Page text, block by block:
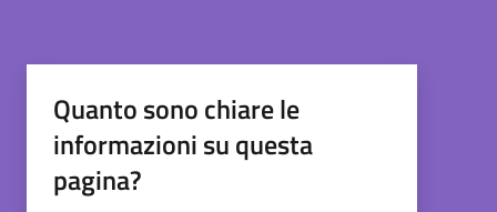
Quanto sono chiare le
informazioni su questa
pagina?